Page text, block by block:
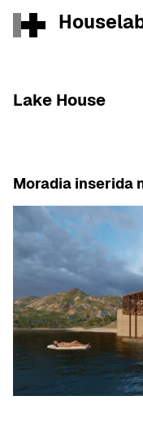
Lake House
Moradia inserida